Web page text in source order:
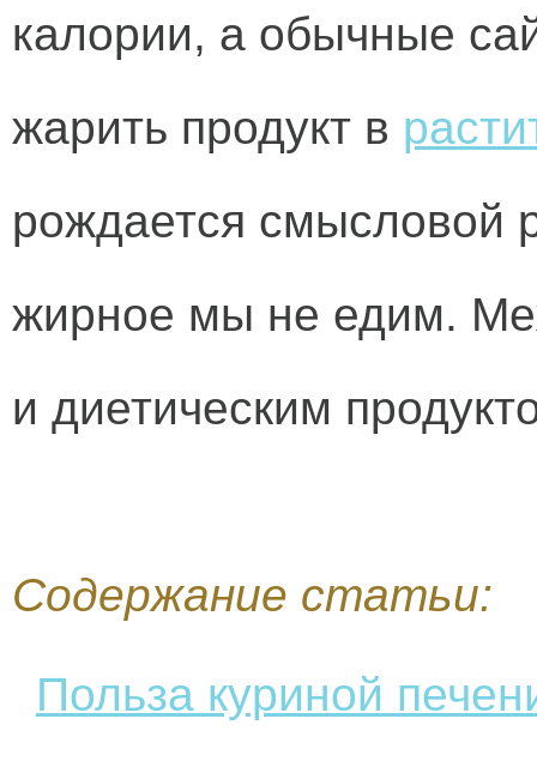
калории, а обычные
жарить продукт в
рождается смысловой
жирное мы не едим.
и диетическим
Содержание статьи:
Польза куриной